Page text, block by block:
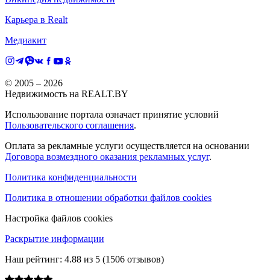
Карьера в Realt
Медиакит
© 2005 – 2026
Недвижимость на REALT.BY
Использование портала означает принятие условий
Пользовательского соглашения.
Оплата за рекламные услуги осуществляется на основании
Договора возмездного оказания рекламных услуг.
Политика конфиденциальности
Политика в отношении обработки файлов cookies
Настройка файлов cookies
Раскрытие информации
Наш рейтинг: 4.88 из 5 (1506 отзывов)